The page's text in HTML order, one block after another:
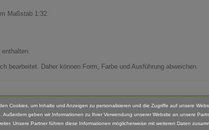
Maßstab 1:32.
bearbeitet. Daher können Form, Farbe und Ausführung abweichen.
Erstickungsgefahr Aufgrund verschluckbarer und spitzer Kleinteile.
Cookies, um Inhalte und Anzeigen zu personalisieren und die Zugriffe auf unsere
Außerdem geben wir Informationen zu Ihrer Verwendung unserer Website an unsere
Unsere Partner führen diese Informationen möglicherweise mit weiteren Daten